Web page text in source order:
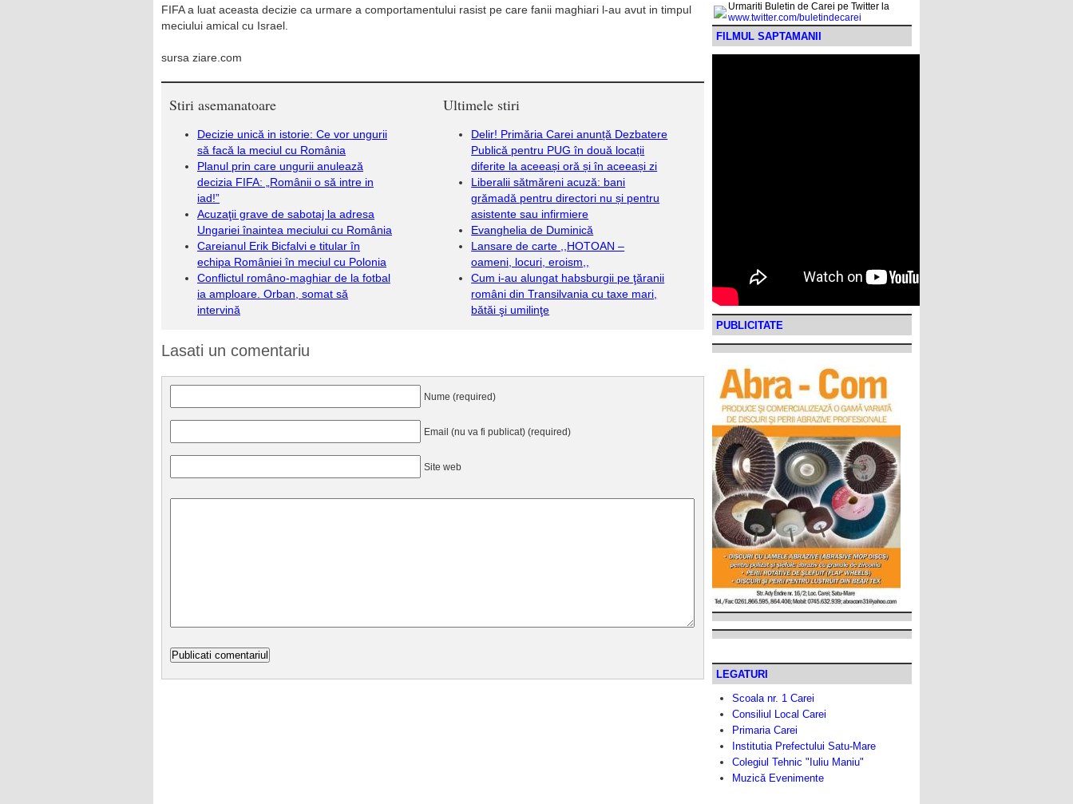
FIFA a luat aceasta decizie ca urmare a comportamentului rasist pe care fanii maghiari l-au avut in timpul
meciului amical cu Israel.
sursa ziare.com
Stiri asemanatoare
Decizie unică in istorie: Ce vor ungurii
să facă la meciul cu România
Planul prin care ungurii anulează
decizia FIFA: „Românii o să intre in
iad!”
Acuzaţii grave de sabotaj la adresa
Ungariei înaintea meciului cu România
Careianul Erik Bicfalvi e titular în
echipa României în meciul cu Polonia
Conflictul româno-maghiar de la fotbal
ia amploare. Orban, somat să
intervină
Ultimele stiri
Delir! Primăria Carei anunță Dezbatere
Publică pentru PUG în două locații
diferite la aceeași oră și în aceeași zi
Liberalii sătmăreni acuză: bani
grămadă pentru directori nu și pentru
asistente sau infirmiere
Evanghelia de Duminică
Lansare de carte ,,HOTOAN –
oameni, locuri, eroism,,
Cum i-au alungat habsburgii pe ţăranii
români din Transilvania cu taxe mari,
bătăi şi umilinţe
Lasati un comentariu
Nume (required)
Email (nu va fi publicat) (required)
Site web
Urmariti Buletin de Carei pe Twitter la
www.twitter.com/buletindecarei
FILMUL SAPTAMANII
PUBLICITATE
LEGATURI
Scoala nr. 1 Carei
Consiliul Local Carei
Primaria Carei
Institutia Prefectului Satu-Mare
Colegiul Tehnic "Iuliu Maniu"
Muzică Evenimente